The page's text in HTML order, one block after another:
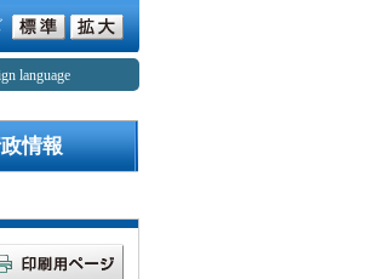
language
情報